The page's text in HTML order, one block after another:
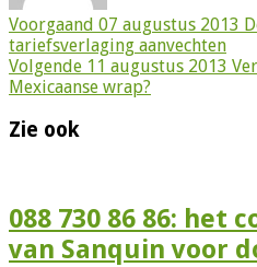
Voorgaand 07 augustus 2013
tariefsverlaging aanvechten
Volgende 11 augustus 2013
Mexicaanse wrap?
Zie ook
088 730 86 86: het
van Sanquin voor